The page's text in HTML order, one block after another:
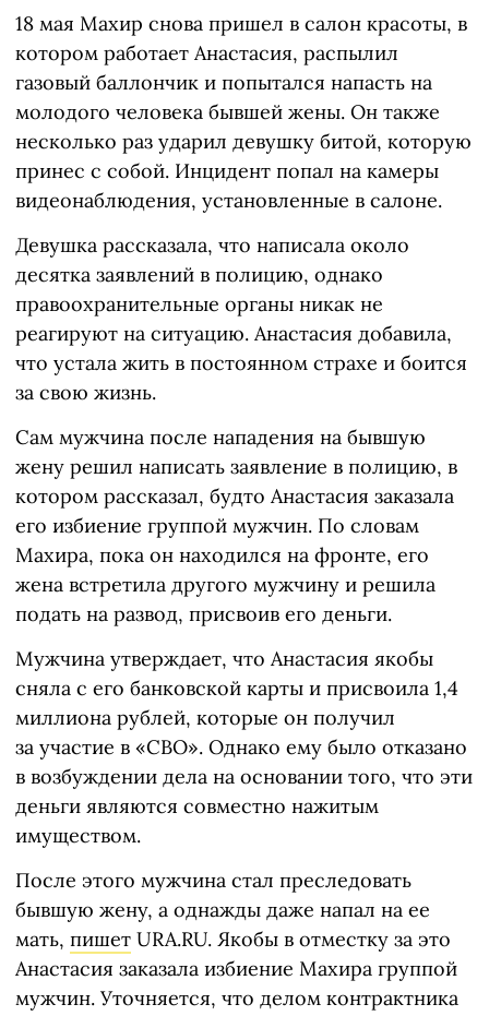
18 мая Махир снова пришел в салон красоты, в
котором работает Анастасия, распылил
газовый баллончик и попытался напасть на
молодого человека бывшей жены. Он также
несколько раз ударил девушку битой, которую
принес с собой. Инцидент попал на камеры
видеонаблюдения, установленные в салоне.
Девушка рассказала, что написала около
десятка заявлений в полицию, однако
правоохранительные органы никак не
реагируют на ситуацию. Анастасия добавила,
что устала жить в постоянном страхе и боится
за свою жизнь.
Сам мужчина после нападения на бывшую
жену решил написать заявление в полицию, в
котором рассказал, будто Анастасия заказала
его избиение группой мужчин. По словам
Махира, пока он находился на фронте, его
жена встретила другого мужчину и решила
подать на развод, присвоив его деньги.
Мужчина утверждает, что Анастасия якобы
сняла с его банковской карты и присвоила 1,4
миллиона рублей, которые он получил
за участие в «СВО». Однако ему было отказано
в возбуждении дела на основании того, что эти
деньги являются совместно нажитым
имуществом.
После этого мужчина стал преследовать
бывшую жену, а однажды даже напал на ее
мать, пишет URA.RU. Якобы в отместку за это
Анастасия заказала избиение Махира группой
мужчин. Уточняется, что делом контрактника